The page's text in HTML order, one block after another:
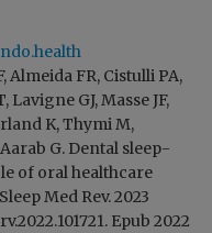
Almeida FR, Cistulli PA,
GJ, Masse JF,
K, Thymi M,
G. Dental sleep-
of oral healthcare
Med Rev. 2023
Epub 2022